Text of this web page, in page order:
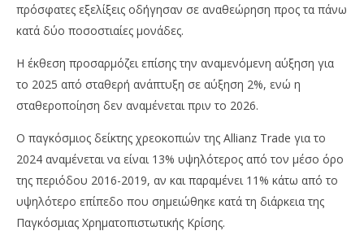
πρόσφατες εξελίξεις οδήγησαν σε αναθεώρηση προς τα πάνω
κατά δύο ποσοστιαίες μονάδες.
Η έκθεση προσαρμόζει επίσης την αναμενόμενη αύξηση για
το 2025 από σταθερή ανάπτυξη σε αύξηση 2%, ενώ η
σταθεροποίηση δεν αναμένεται πριν το 2026.
Ο παγκόσμιος δείκτης χρεοκοπιών της Allianz Trade για το
2024 αναμένεται να είναι 13% υψηλότερος από τον μέσο όρο
της περιόδου 2016-2019, αν και παραμένει 11% κάτω από το
υψηλότερο επίπεδο που σημειώθηκε κατά τη διάρκεια της
Παγκόσμιας Χρηματοπιστωτικής Κρίσης.